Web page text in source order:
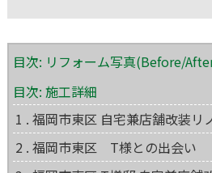
目次: リフォーム写真(Before/
目次: 施工詳細
1 . 福岡市東区 自宅兼店舗改装リ
2 . 福岡市東区 T様との出会い